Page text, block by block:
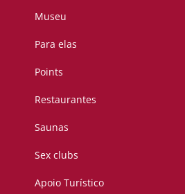
Museu
Para elas
Points
Restaurantes
Saunas
Sex clubs
Apoio Turístico